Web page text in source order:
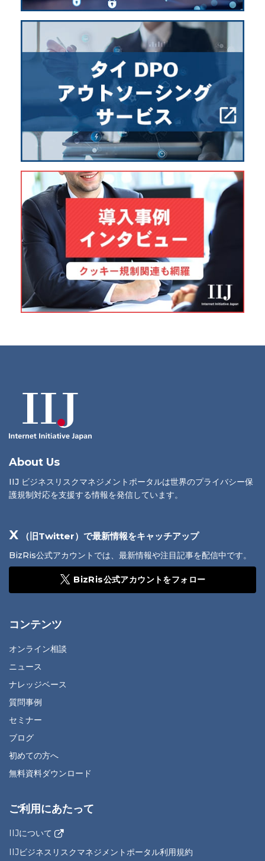
About Us
IIJ ビジネスリスクマネジメントポータルは世界のプライバシー保
護規制対応を支援する情報を発信しています。
X （旧Twitter）で最新情報をキャッチアップ
BizRis公式アカウントでは、最新情報や注目記事を配信中です。
BizRis公式アカウントをフォロー
コンテンツ
オンライン相談
ニュース
ナレッジベース
質問事例
セミナー
ブログ
初めての方へ
無料資料ダウンロード
ご利用にあたって
IIJについて
IIJビジネスリスクマネジメントポータル利用規約